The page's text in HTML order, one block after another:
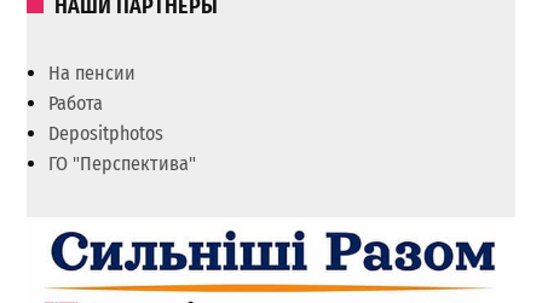
НАШИ ПАРТНЕРЫ
На пенсии
Работа
Depositphotos
ГО "Перспектива"